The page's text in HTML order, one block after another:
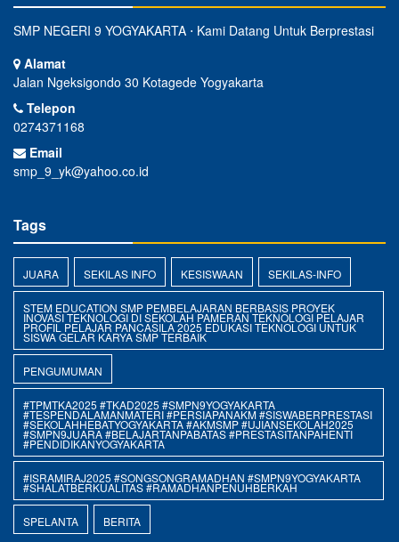
SMP NEGERI 9 YOGYAKARTA ⋅ Kami Datang Untuk Berprestasi
Alamat
Jalan Ngeksigondo 30 Kotagede Yogyakarta
Telepon
0274371168
Email
smp_9_yk@yahoo.co.id
Tags
JUARA SEKILAS INFO KESISWAAN SEKILAS-INFO
STEM EDUCATION SMP PEMBELAJARAN BERBASIS PROYEK
INOVASI TEKNOLOGI DI SEKOLAH PAMERAN TEKNOLOGI PELAJAR
PROFIL PELAJAR PANCASILA 2025 EDUKASI TEKNOLOGI UNTUK
SISWA GELAR KARYA SMP TERBAIK
PENGUMUMAN
#TPMTKA2025 #TKAD2025 #SMPN9YOGYAKARTA
#TESPENDALAMANMATERI #PERSIAPANAKM #SISWABERPRESTASI
#SEKOLAHHEBATYOGYAKARTA #AKMSMP #UJIANSEKOLAH2025
#SMPN9JUARA #BELAJARTANPABATAS #PRESTASITANPAHENTI
#PENDIDIKANYOGYAKARTA
#ISRAMIRAJ2025 #SONGSONGRAMADHAN #SMPN9YOGYAKARTA
#SHALATBERKUALITAS #RAMADHANPENUHBERKAH
SPELANTA BERITA